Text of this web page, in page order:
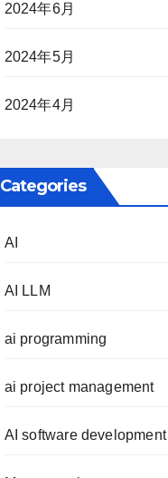
2024年6月
2024年5月
2024年4月
Categories
AI
AI LLM
ai programming
ai project management
AI software development